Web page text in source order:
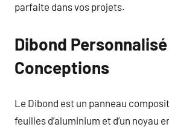
parfaite dans vos projets.
Dibond
Conceptions
Le Dibond est un panneau
feuilles d’aluminium et d’un noyau